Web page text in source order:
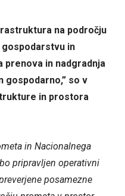
na področju
in
prenova in nadgradnja
gospodarno,” so v
in prostora
in Nacionalnega
pripravljen operativni
posamezne